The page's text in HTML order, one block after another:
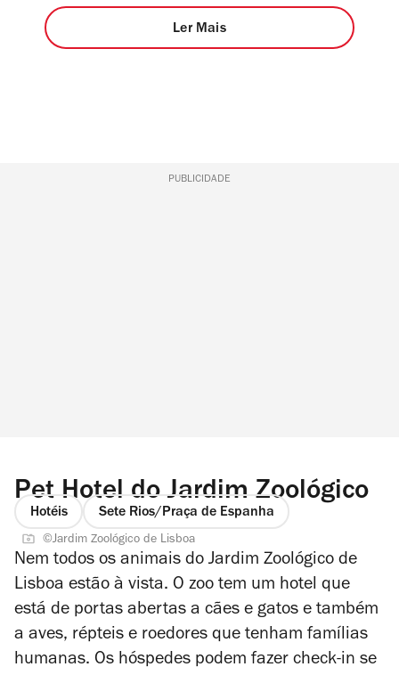
Ler Mais
PUBLICIDADE
Pet Hotel do Jardim Zoológico
Hotéis Sete Rios/Praça de Espanha
©Jardim Zoológico de Lisboa
Nem todos os animais do Jardim Zoológico de
Lisboa estão à vista. O zoo tem um hotel que
está de portas abertas a cães e gatos e também
a aves, répteis e roedores que tenham famílias
humanas. Os hóspedes podem fazer check-in se